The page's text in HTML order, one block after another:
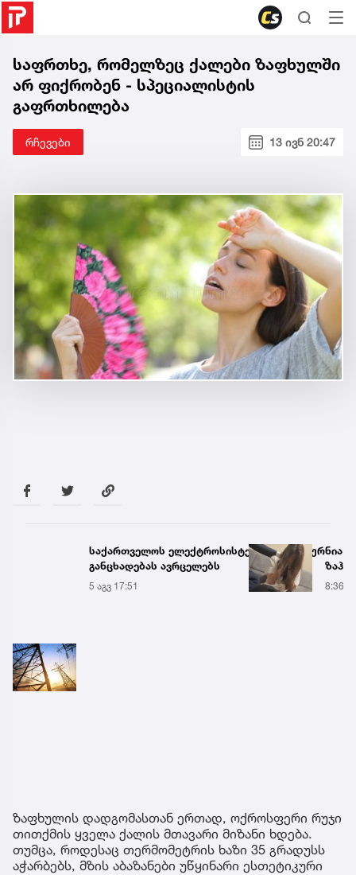
საფრთხე, რომელზეც ქალები ზაფხულში
არ ფიქრობენ - სპეციალისტის
გაფრთხილება
რჩევები 13 ივნ 20:47
საქართველოს ელექტროსისტემა სპეციალურ
განცხადებას ავრცელებს
5 აგვ 17:51
ნია
8:36
ზაფხულის დადგომასთან ერთად, ოქროსფერი რუჯი
თითქმის ყველა ქალის მთავარი მიზანი ხდება.
თუმცა, როდესაც თერმომეტრის ხაზი 35 გრადუსს
აჭარბებს, მზის აბაზანები უწყინარი ესთეტიკური